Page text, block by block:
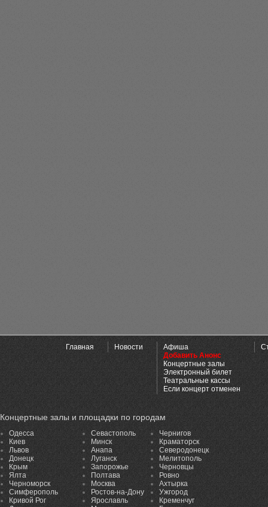
Главная Новости
Афиша
Добавить Анонс
Концертные залы
Электронный билет
Театральные кассы
Если концерт отменен
Концертные залы и площадки по городам
Одесса
Киев
Львов
Донецк
Крым
Ялта
Черноморск
Симферополь
Кривой Рог
Севастополь
Минск
Анапа
Луганск
Запорожье
Полтава
Москва
Ростов-на-Дону
Ярославль
Чернигов
Краматорск
Северодонецк
Мелитополь
Черновцы
Ровно
Ахтырка
Ужгород
Кременчуг